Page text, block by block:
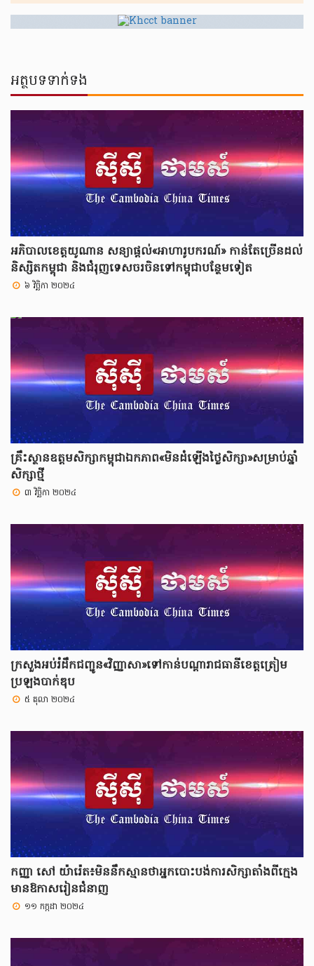
អត្ថបទទាក់ទង
អភិបាលខេត្តយូណាន សន្យាផ្តល់«អាហារូបករណ៍» កាន់តែច្រើនដល់
និស្សិតកម្ពុជា និងជំរុញទេសចរចិនទៅកម្ពុជាបន្ថែមទៀត
៦ វិច្ឆិកា ២០២៤
គ្រឹះស្ថានឧត្តមសិក្សាកម្ពុជាឯកភាព«មិនដំឡើងថ្លៃសិក្សា»សម្រាប់ឆ្នាំ
សិក្សាថ្មី
៣ វិច្ឆិកា ២០២៤
ក្រសួងអប់រំដឹកជញ្ជូន«វិញ្ញាសា»ទៅកាន់បណ្តារាជធានីខេត្តត្រៀម
ប្រឡងបាក់ឌុប
៥ តុលា ២០២៤
កញ្ញា សៅ យ៉ារ៉េត៖មិននឹកស្មានថាអ្នកបោះបង់ការសិក្សាតាំងពីក្មេង
មានឱកាសរៀនជំនាញ
១១ កក្កដា ២០២៤